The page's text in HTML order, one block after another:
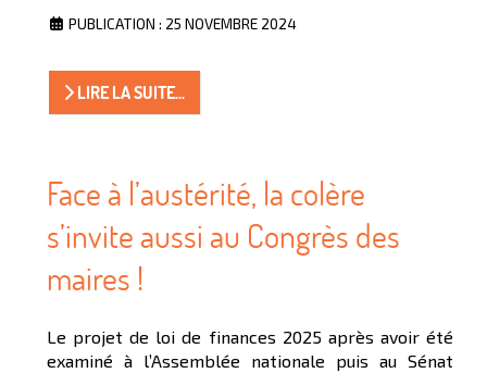
PUBLICATION : 25 NOVEMBRE 2024
LIRE LA SUITE...
Face à l’austérité, la colère
s’invite aussi au Congrès des
maires !
Le projet de loi de finances 2025 après avoir été
examiné à l’Assemblée nationale puis au Sénat